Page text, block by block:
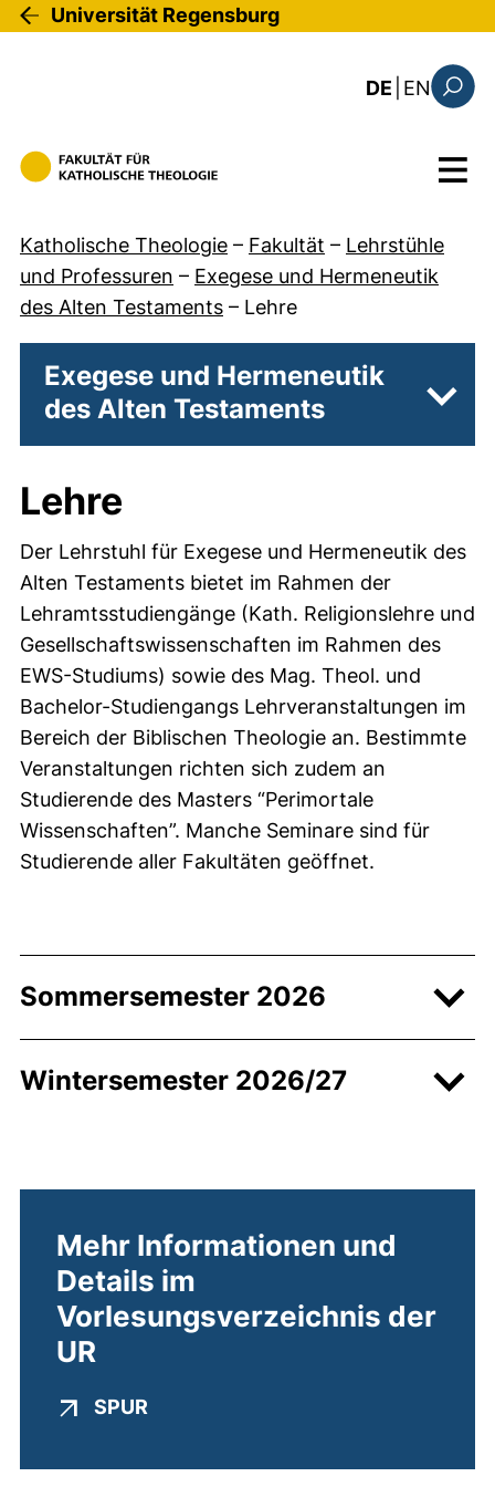
Direkt zum Inhalt
Universität Regensburg
DE EN: this
Menü
Katholische Theologie – Fakultät – Lehrstühle
und Professuren – Exegese und Hermeneutik
des Alten Testaments – Lehre
Exegese und Hermeneutik
des Alten Testaments
Lehre
Der Lehrstuhl für Exegese und Hermeneutik des
Alten Testaments bietet im Rahmen der
Lehramtsstudiengänge (Kath. Religionslehre und
Gesellschaftswissenschaften im Rahmen des
EWS-Studiums) sowie des Mag. Theol. und
Bachelor-Studiengangs Lehrveranstaltungen im
Bereich der Biblischen Theologie an. Bestimmte
Veranstaltungen richten sich zudem an
Studierende des Masters “Perimortale
Wissenschaften”. Manche Seminare sind für
Studierende aller Fakultäten geöffnet.
Sommersemester 2026
Wintersemester 2026/27
Mehr Informationen und
Details im
Vorlesungsverzeichnis der
UR
SPUR